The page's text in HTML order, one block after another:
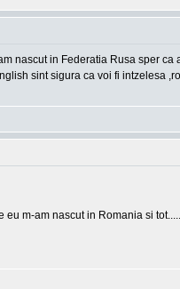
nascut in Federatia Rusa sper
sint sigura ca voi fi intzelesa
m-am nascut in Romania si